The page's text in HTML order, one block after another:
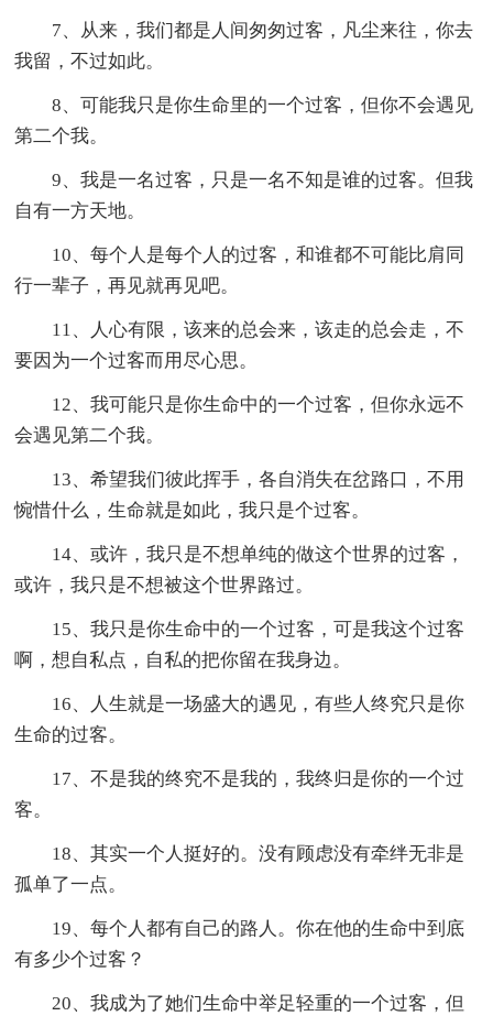
7、从来，我们都是人间匆匆过客，凡尘来往，你去
我留，不过如此。
8、可能我只是你生命里的一个过客，但你不会遇见
第二个我。
9、我是一名过客，只是一名不知是谁的过客。但我
自有一方天地。
10、每个人是每个人的过客，和谁都不可能比肩同
行一辈子，再见就再见吧。
11、人心有限，该来的总会来，该走的总会走，不
要因为一个过客而用尽心思。
12、我可能只是你生命中的一个过客，但你永远不
会遇见第二个我。
13、希望我们彼此挥手，各自消失在岔路口，不用
惋惜什么，生命就是如此，我只是个过客。
14、或许，我只是不想单纯的做这个世界的过客，
或许，我只是不想被这个世界路过。
15、我只是你生命中的一个过客，可是我这个过客
啊，想自私点，自私的把你留在我身边。
16、人生就是一场盛大的遇见，有些人终究只是你
生命的过客。
17、不是我的终究不是我的，我终归是你的一个过
客。
18、其实一个人挺好的。没有顾虑没有牵绊无非是
孤单了一点。
19、每个人都有自己的路人。你在他的生命中到底
有多少个过客？
20、我成为了她们生命中举足轻重的一个过客，但